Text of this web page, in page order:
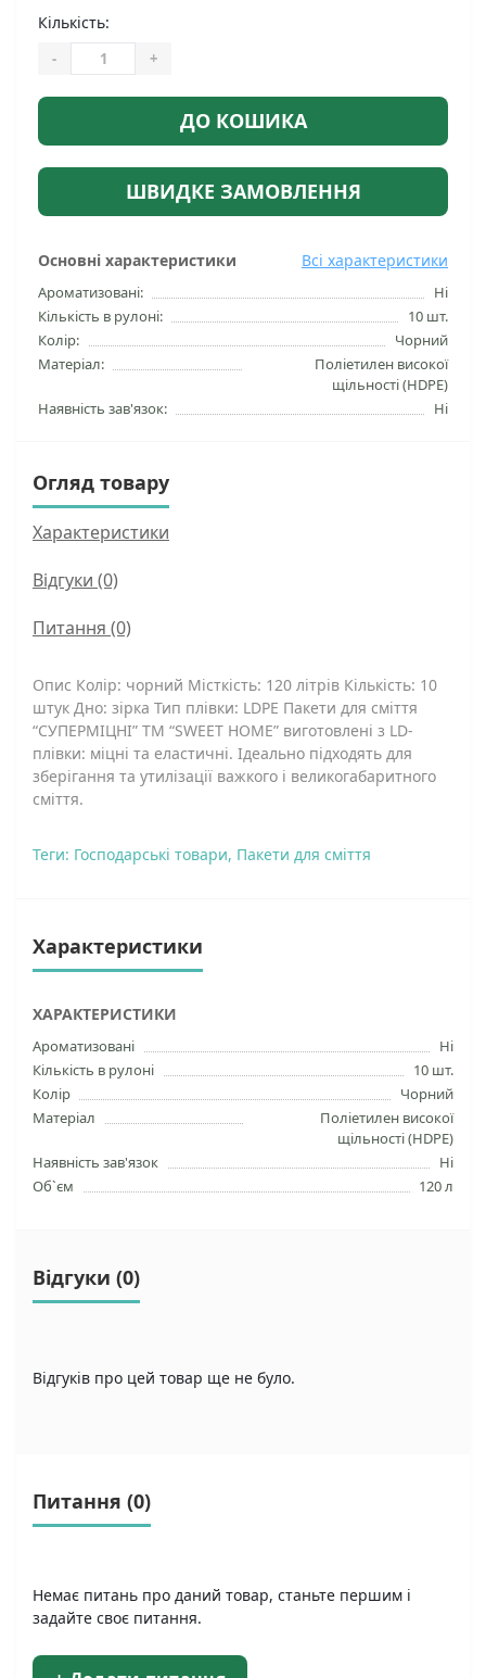
Основні характеристики Всі характеристики
Ароматизовані:
Ні
Кількість в рулоні:
10 шт.
Колір:
Чорний
Матеріал:
Поліетилен високої
щільності (HDPE)
Наявність зав'язок:
Ні
Кількість:
- +
ДО КОШИКА
ШВИДКЕ ЗАМОВЛЕННЯ
Огляд товару
Характеристики
Відгуки (0)
Питання (0)
Опис Колір: чорний Місткість: 120 літрів Кількість: 10
штук Дно: зірка Тип плівки: LDPE Пакети для сміття
“СУПЕРМІЦНІ” ТМ “SWEET HOME” виготовлені з LD-
плівки: міцні та еластичні. Ідеально підходять для
зберігання та утилізації важкого і великогабаритного
сміття.
Теги: Господарські товари, Пакети для сміття
Характеристики
ХАРАКТЕРИСТИКИ
Ароматизовані
Ні
Кількість в рулоні
10 шт.
Колір
Чорний
Матеріал
Поліетилен високої
щільності (HDPE)
Наявність зав'язок
Ні
Об`єм
120 л
Відгуки (0)
Відгуків про цей товар ще не було.
Питання (0)
Немає питань про даний товар, станьте першим і
задайте своє питання.